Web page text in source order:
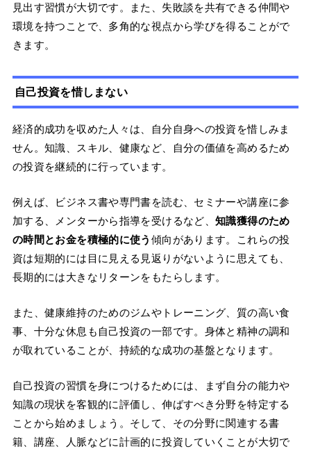
見出す習慣が大切です。また、失敗談を共有できる仲間や
環境を持つことで、多角的な視点から学びを得ることがで
きます。
自己投資を惜しまない
経済的成功を収めた人々は、自分自身への投資を惜しみま
せん。知識、スキル、健康など、自分の価値を高めるため
の投資を継続的に行っています。
例えば、ビジネス書や専門書を読む、セミナーや講座に参
加する、メンターから指導を受けるなど、知識獲得のため
の時間とお金を積極的に使う 傾向があります。これらの投
資は短期的には目に見える見返りがないように思えても、
長期的には大きなリターンをもたらします。
また、健康維持のためのジムやトレーニング、質の高い食
事、十分な休息も自己投資の一部です。身体と精神の調和
が取れていることが、持続的な成功の基盤となります。
自己投資の習慣を身につけるためには、まず自分の能力や
知識の現状を客観的に評価し、伸ばすべき分野を特定する
ことから始めましょう。そして、その分野に関連する書
籍、講座、人脈などに計画的に投資していくことが大切で